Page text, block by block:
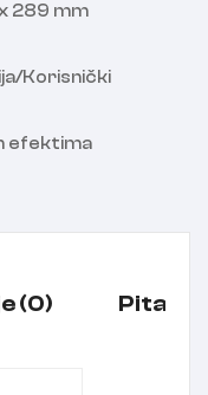
289 mm
Korisnički
efektima
(0) Pitanja